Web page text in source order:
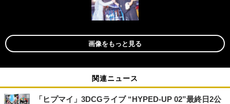
画像をもっと見る
関連ニュース
「ヒプマイ」3DCGライブ “HYPED-UP 02”最終日2公